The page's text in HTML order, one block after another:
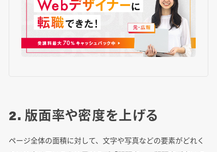
2. 版面率や密度を上げる
ページ全体の面積に対して、文字や写真などの要素がどれく